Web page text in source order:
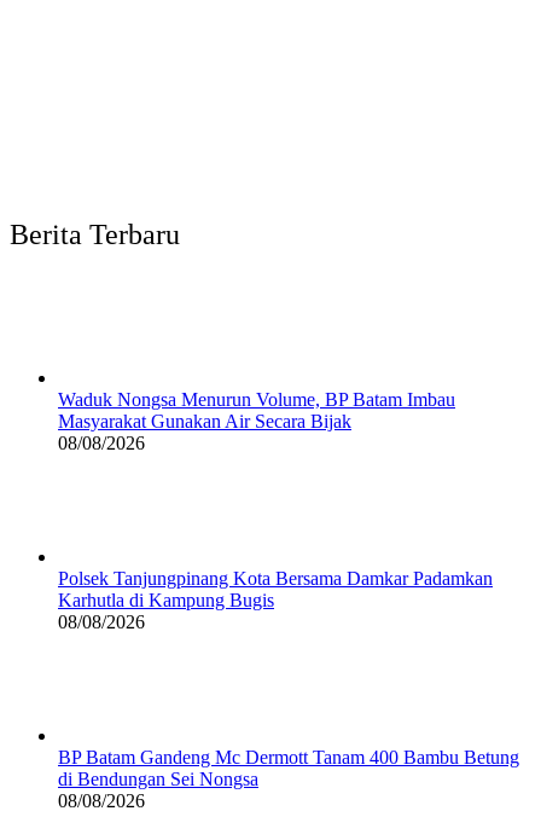
Berita Terbaru
Waduk Nongsa Menurun Volume, BP Batam Imbau
Masyarakat Gunakan Air Secara Bijak
08/08/2026
Polsek Tanjungpinang Kota Bersama Damkar Padamkan
Karhutla di Kampung Bugis
08/08/2026
BP Batam Gandeng Mc Dermott Tanam 400 Bambu Betung
di Bendungan Sei Nongsa
08/08/2026